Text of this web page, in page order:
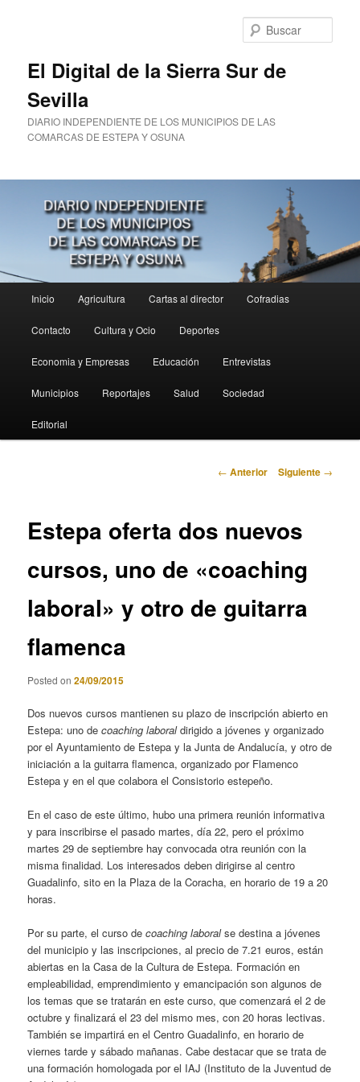
El Digital de la Sierra Sur de
Sevilla
DIARIO INDEPENDIENTE DE LOS MUNICIPIOS DE LAS
COMARCAS DE ESTEPA Y OSUNA
principal
Inicio Agricultura Cartas al director Cofradias
Contacto Cultura y Ocio Deportes
Economia y Empresas Educación Entrevistas
Municipios Reportajes Salud Sociedad
Editorial
Navegación
← Anterior Siguiente →
Estepa oferta dos nuevos
cursos, uno de «coaching
laboral» y otro de guitarra
flamenca
Posted on24/09/2015
Dos nuevos cursos mantienen su plazo de inscripción abierto en
Estepa: uno decoaching laboraldirigido a jóvenes y organizado
por el Ayuntamiento de Estepa y la Junta de Andalucía, y otro de
iniciación a la guitarra flamenca, organizado por Flamenco
Estepa y en el que colabora el Consistorio estepeño.
En el caso de este último, hubo una primera reunión informativa
y para inscribirse el pasado martes, día 22, pero el próximo
martes 29 de septiembre hay convocada otra reunión con la
misma finalidad. Los interesados deben dirigirse al centro
Guadalinfo, sito en la Plaza de la Coracha, en horario de 19 a 20
horas.
Por su parte, el curso decoaching laboralse destina a jóvenes
del municipio y las inscripciones, al precio de 7.21 euros, están
abiertas en la Casa de la Cultura de Estepa. Formación en
empleabilidad, emprendimiento y emancipación son algunos de
los temas que se tratarán en este curso, que comenzará el 2 de
octubre y finalizará el 23 del mismo mes, con 20 horas lectivas.
También se impartirá en el Centro Guadalinfo, en horario de
viernes tarde y sábado mañanas. Cabe destacar que se trata de
una formación homologada por el IAJ (Instituto de la Juventud de